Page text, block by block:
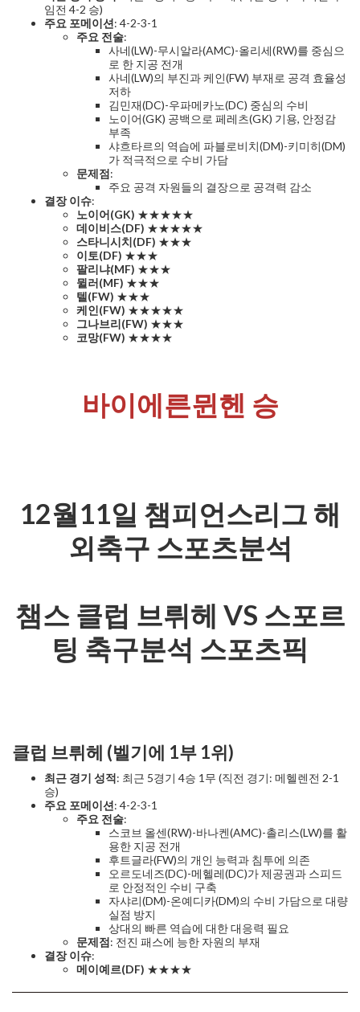
임전 4-2 승)
주요 포메이션: 4-2-3-1
주요 전술:
사네(LW)-무시알라(AMC)-올리세(RW)를 중심으
로 한 지공 전개
사네(LW)의 부진과 케인(FW) 부재로 공격 효율성
저하
김민재(DC)-우파메카노(DC) 중심의 수비
노이어(GK) 공백으로 페레츠(GK) 기용, 안정감
부족
샤흐타르의 역습에 파블로비치(DM)-키미히(DM)
가 적극적으로 수비 가담
문제점:
주요 공격 자원들의 결장으로 공격력 감소
결장 이슈:
노이어(GK) ★★★★★
데이비스(DF) ★★★★★
스타니시치(DF) ★★★
이토(DF) ★★★
팔리냐(MF) ★★★
뮐러(MF) ★★★
텔(FW) ★★★
케인(FW) ★★★★★
그나브리(FW) ★★★
코망(FW) ★★★★
바이에른뮌헨 승
12월11일 챔피언스리그 해
외축구 스포츠분석
챔스 클럽 브뤼헤 VS 스포르
팅 축구분석 스포츠픽
클럽 브뤼헤 (벨기에 1부 1위)
최근 경기 성적: 최근 5경기 4승 1무 (직전 경기: 메헬렌전 2-1
승)
주요 포메이션: 4-2-3-1
주요 전술:
스코브 올센(RW)-바나켄(AMC)-촐리스(LW)를 활
용한 지공 전개
후트글라(FW)의 개인 능력과 침투에 의존
오르도네즈(DC)-메헬레(DC)가 제공권과 스피드
로 안정적인 수비 구축
자샤리(DM)-온예디카(DM)의 수비 가담으로 대량
실점 방지
상대의 빠른 역습에 대한 대응력 필요
문제점: 전진 패스에 능한 자원의 부재
결장 이슈:
메이예르(DF) ★★★★